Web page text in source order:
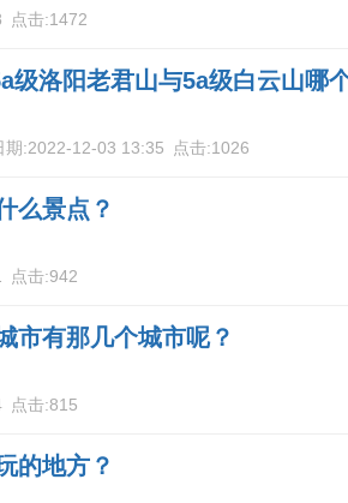
点击:1472
级洛阳老君山与5a级白云山哪
期:2022-12-03 13:35 点击:1026
么景点？
点击:942
市有那几个城市呢？
点击:815
的地方？